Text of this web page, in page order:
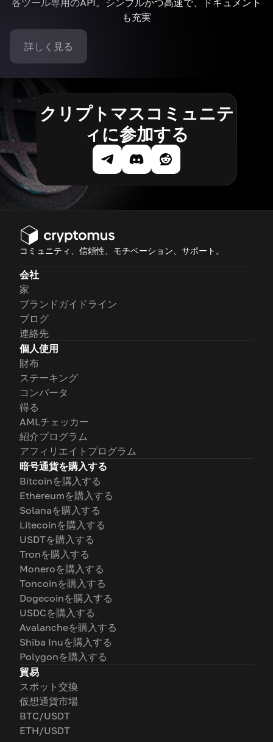
各ツール専用のAPI。シンプルかつ高速で、ドキュメント
も充実
詳しく見る
クリプトマスコミュニテ
ィに参加する
コミュニティ、信頼性、モチベーション、サポート。
会社
家
ブランドガイドライン
ブログ
連絡先
個人使用
財布
ステーキング
コンバータ
得る
AMLチェッカー
紹介プログラム
アフィリエイトプログラム
暗号通貨を購入する
Bitcoinを購入する
Ethereumを購入する
Solanaを購入する
Litecoinを購入する
USDTを購入する
Tronを購入する
Moneroを購入する
Toncoinを購入する
Dogecoinを購入する
USDCを購入する
Avalancheを購入する
Shiba Inuを購入する
Polygonを購入する
貿易
スポット交換
仮想通貨市場
BTC/USDT
ETH/USDT